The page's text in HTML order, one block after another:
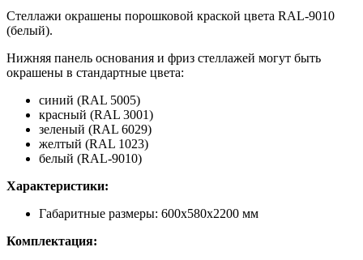
Стеллажи окрашены порошковой краской цвета RAL-9010
(белый).
Нижняя панель основания и фриз стеллажей могут быть
окрашены в стандартные цвета:
синий (RAL 5005)
красный (RAL 3001)
зеленый (RAL 6029)
желтый (RAL 1023)
белый (RAL-9010)
Характеристики:
Габаритные размеры: 600х580х2200 мм
Комплектация: